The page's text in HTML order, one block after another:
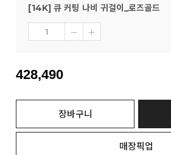
[14K] 큐 커팅 나비 귀걸이_로즈골드
428,490
장바구니
매장픽업